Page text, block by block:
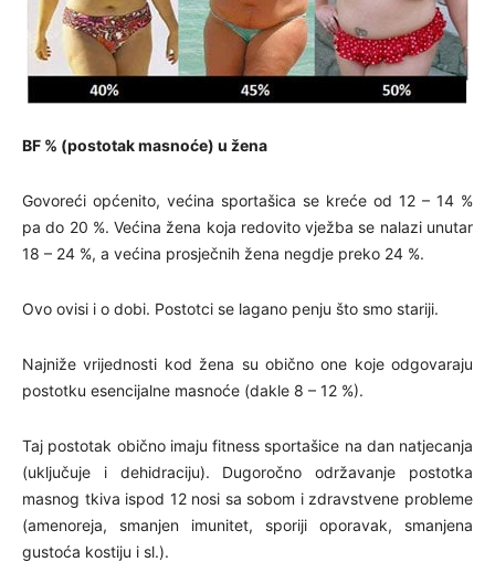
BF % (postotak masnoće) u žena
Govoreći općenito, većina sportašica se kreće od 12 – 14 %
pa do 20 %. Većina žena koja redovito vježba se nalazi unutar
18 – 24 %, a većina prosječnih žena negdje preko 24 %.
Ovo ovisi i o dobi. Postotci se lagano penju što smo stariji.
Najniže vrijednosti kod žena su obično one koje odgovaraju
postotku esencijalne masnoće (dakle 8 – 12 %).
Taj postotak obično imaju fitness sportašice na dan natjecanja
(uključuje i dehidraciju). Dugoročno održavanje postotka
masnog tkiva ispod 12 nosi sa sobom i zdravstvene probleme
(amenoreja, smanjen imunitet, sporiji oporavak, smanjena
gustoća kostiju i sl.).